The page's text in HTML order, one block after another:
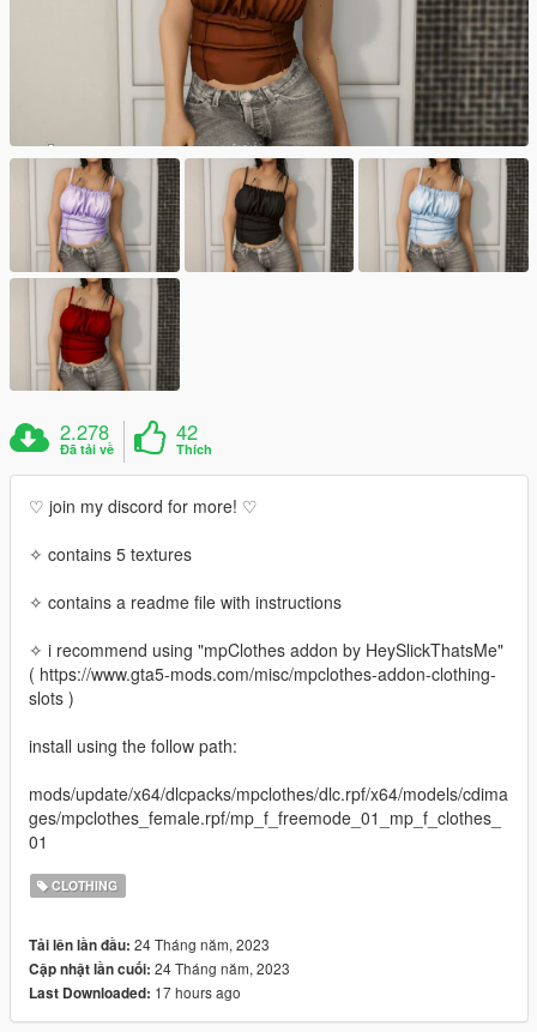
2.278
Đã tải về
42
Thích
♡ join my discord for more! ♡
✧ contains 5 textures
✧ contains a readme file with instructions
✧ i recommend using "mpClothes addon by HeySlickThatsMe"
( https://www.gta5-mods.com/misc/mpclothes-addon-clothing-
slots )
install using the follow path:
mods/update/x64/dlcpacks/mpclothes/dlc.rpf/x64/models/cdima
ges/mpclothes_female.rpf/mp_f_freemode_01_mp_f_clothes_
01
CLOTHING
Tải lên lần đầu: 24 Tháng năm, 2023
Cập nhật lần cuối: 24 Tháng năm, 2023
Last Downloaded: 17 hours ago